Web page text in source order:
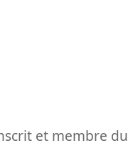
et membre du